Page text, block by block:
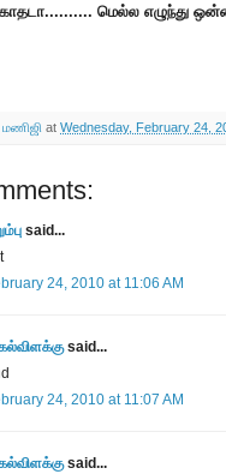
மெல்ல எழுந்து
மணிஜி at Wednesday, February 24,
said...
24, 2010 at 11:06 AM
said...
24, 2010 at 11:07 AM
said...